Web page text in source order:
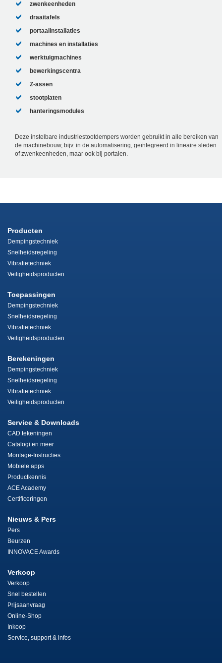
zwenkeenheden
draaitafels
portaalinstallaties
machines en installaties
werktuigmachines
bewerkingscentra
Z-assen
stootplaten
hanteringsmodules
Deze instelbare industriestootdempers worden gebruikt in alle bereiken van
de machinebouw, bijv. in de automatisering, geïntegreerd in lineaire sleden
of zwenkeenheden, maar ook bij portalen.
Producten
Dempingstechniek
Snelheidsregeling
Vibratietechniek
Veiligheidsproducten
Toepassingen
Dempingstechniek
Snelheidsregeling
Vibratietechniek
Veiligheidsproducten
Berekeningen
Dempingstechniek
Snelheidsregeling
Vibratietechniek
Veiligheidsproducten
Service & Downloads
CAD tekeningen
Catalogi en meer
Montage-Instructies
Mobiele apps
Productkennis
ACE Academy
Certificeringen
Nieuws & Pers
Pers
Beurzen
INNOVACE Awards
Verkoop
Verkoop
Snel bestellen
Prijsaanvraag
Online-Shop
Inkoop
Service, support & infos